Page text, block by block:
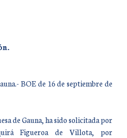
BOE de 16 de septiembre de
de Gauna, ha sido solicitada por
Figueroa de Villota, por